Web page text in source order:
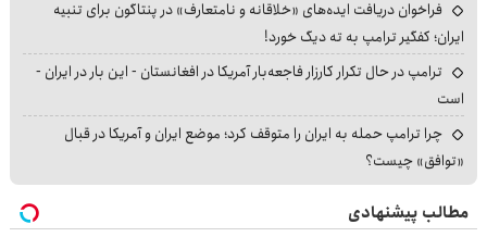
فراخوان دریافت ایده‌های «خلاقانه و نامتعارف» در پنتاگون برای تنبیه
ایران؛ کفگیر ترامپ به ته دیگ خورد!
ترامپ در حال تکرار کارزار فاجعه‌بار آمریکا در افغانستان - این بار در ایران -
است
چرا ترامپ حمله به ایران را متوقف کرد؛ موضع ایران و آمریکا در قبال
«توافق» چیست؟
مطالب پیشنهادی